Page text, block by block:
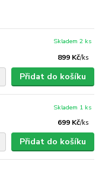
899 Kč/ks
Skladem 2 ks
Přidat do košíku
699 Kč/ks
Skladem 1 ks
Přidat do košíku